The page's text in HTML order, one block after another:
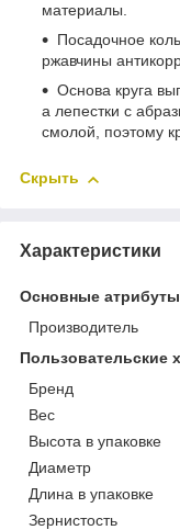
материалы.
Посадочное
ржавчины
Основа круга
а лепестки с
смолой, поэтому
Скрыть
Характеристики
Основные атрибуты
Производитель
Пользовательские
Бренд
Вес
Высота в упаковке
Диаметр
Длина в упаковке
Зернистость